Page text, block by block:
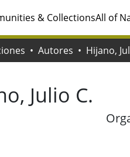
& CollectionsAll of
Autores Hijano,
Julio C.